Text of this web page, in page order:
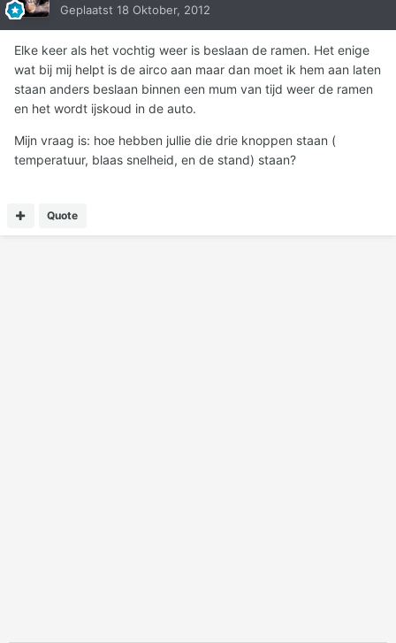
Geplaatst 18 Oktober, 2012
Elke keer als het vochtig weer is beslaan de ramen. Het enige
wat bij mij helpt is de airco aan maar dan moet ik hem aan laten
staan anders beslaan binnen een mum van tijd weer de ramen
en het wordt ijskoud in de auto.
Mijn vraag is: hoe hebben jullie die drie knoppen staan (
temperatuur, blaas snelheid, en de stand) staan?
Quote